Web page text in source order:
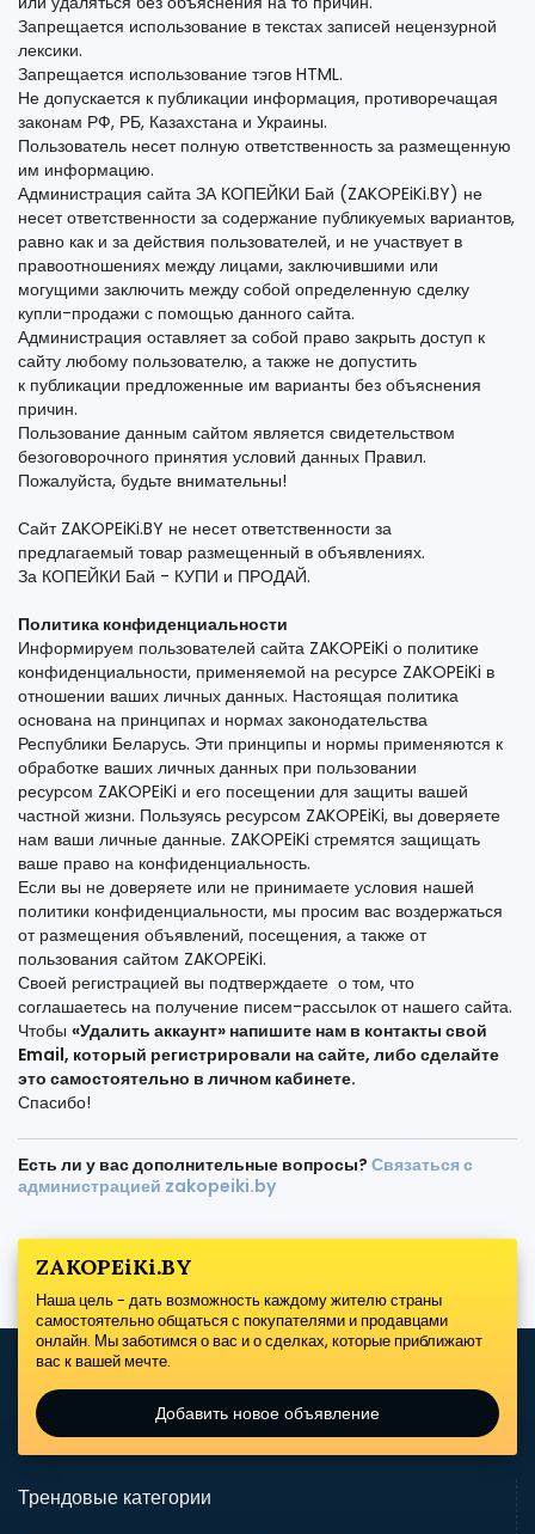
Запрещается использование в текстах записей нецензурной
лексики.
Запрещается использование тэгов HTML.
Не допускается к публикации информация, противоречащая
законам РФ, РБ, Казахстана и Украины.
Пользователь несет полную ответственность за размещенную
им информацию.
Администрация сайта ЗА КОПЕЙКИ Бай (ZAKOPEiKi.BY) не
несет ответственности за содержание публикуемых вариантов,
равно как и за действия пользователей, и не участвует в
правоотношениях между лицами, заключившими или
могущими заключить между собой определенную сделку
купли-продажи с помощью данного сайта.
Администрация оставляет за собой право закрыть доступ к
сайту любому пользователю, а также не допустить
к публикации предложенные им варианты без объяснения
причин.
Пользование данным сайтом является свидетельством
безоговорочного принятия условий данных Правил.
Пожалуйста, будьте внимательны!
Сайт ZAKOPEiKi.BY не несет ответственности за
предлагаемый товар размещенный в объявлениях.
За КОПЕЙКИ Бай - КУПИ и ПРОДАЙ.
Политика конфиденциальности
Информируем пользователей сайта ZAKOPEiKi о политике
конфиденциальности, применяемой на ресурсе ZAKOPEiKi в
отношении ваших личных данных. Настоящая политика
основана на принципах и нормах законодательства
Республики Беларусь. Эти принципы и нормы применяются к
обработке ваших личных данных при пользовании
ресурсом ZAKOPEiKi и его посещении для защиты вашей
частной жизни. Пользуясь ресурсом ZAKOPEiKi, вы доверяете
нам ваши личные данные. ZAKOPEiKi стремятся защищать
ваше право на конфиденциальность.
Если вы не доверяете или не принимаете условия нашей
политики конфиденциальности, мы просим вас воздержаться
от размещения объявлений, посещения, а также от
пользования сайтом ZAKOPEiKi.
Своей регистрацией вы подтверждаете о том, что
соглашаетесь на получение писем-рассылок от нашего сайта.
Чтобы «Удалить аккаунт» напишите нам в контакты свой
Email, который регистрировали на сайте, либо сделайте
это самостоятельно в личном кабинете.
Спасибо!
Есть ли у вас дополнительные вопросы? Связаться с
администрацией zakopeiki.by
ZAKOPEiKi.BY
Наша цель - дать возможность каждому жителю страны
самостоятельно общаться с покупателями и продавцами
онлайн. Мы заботимся о вас и о сделках, которые приближают
вас к вашей мечте.
Добавить новое объявление
Трендовые категории